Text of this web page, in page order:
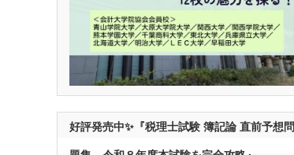
好評発売中✨『税理士試験 簿記論 直前予想問